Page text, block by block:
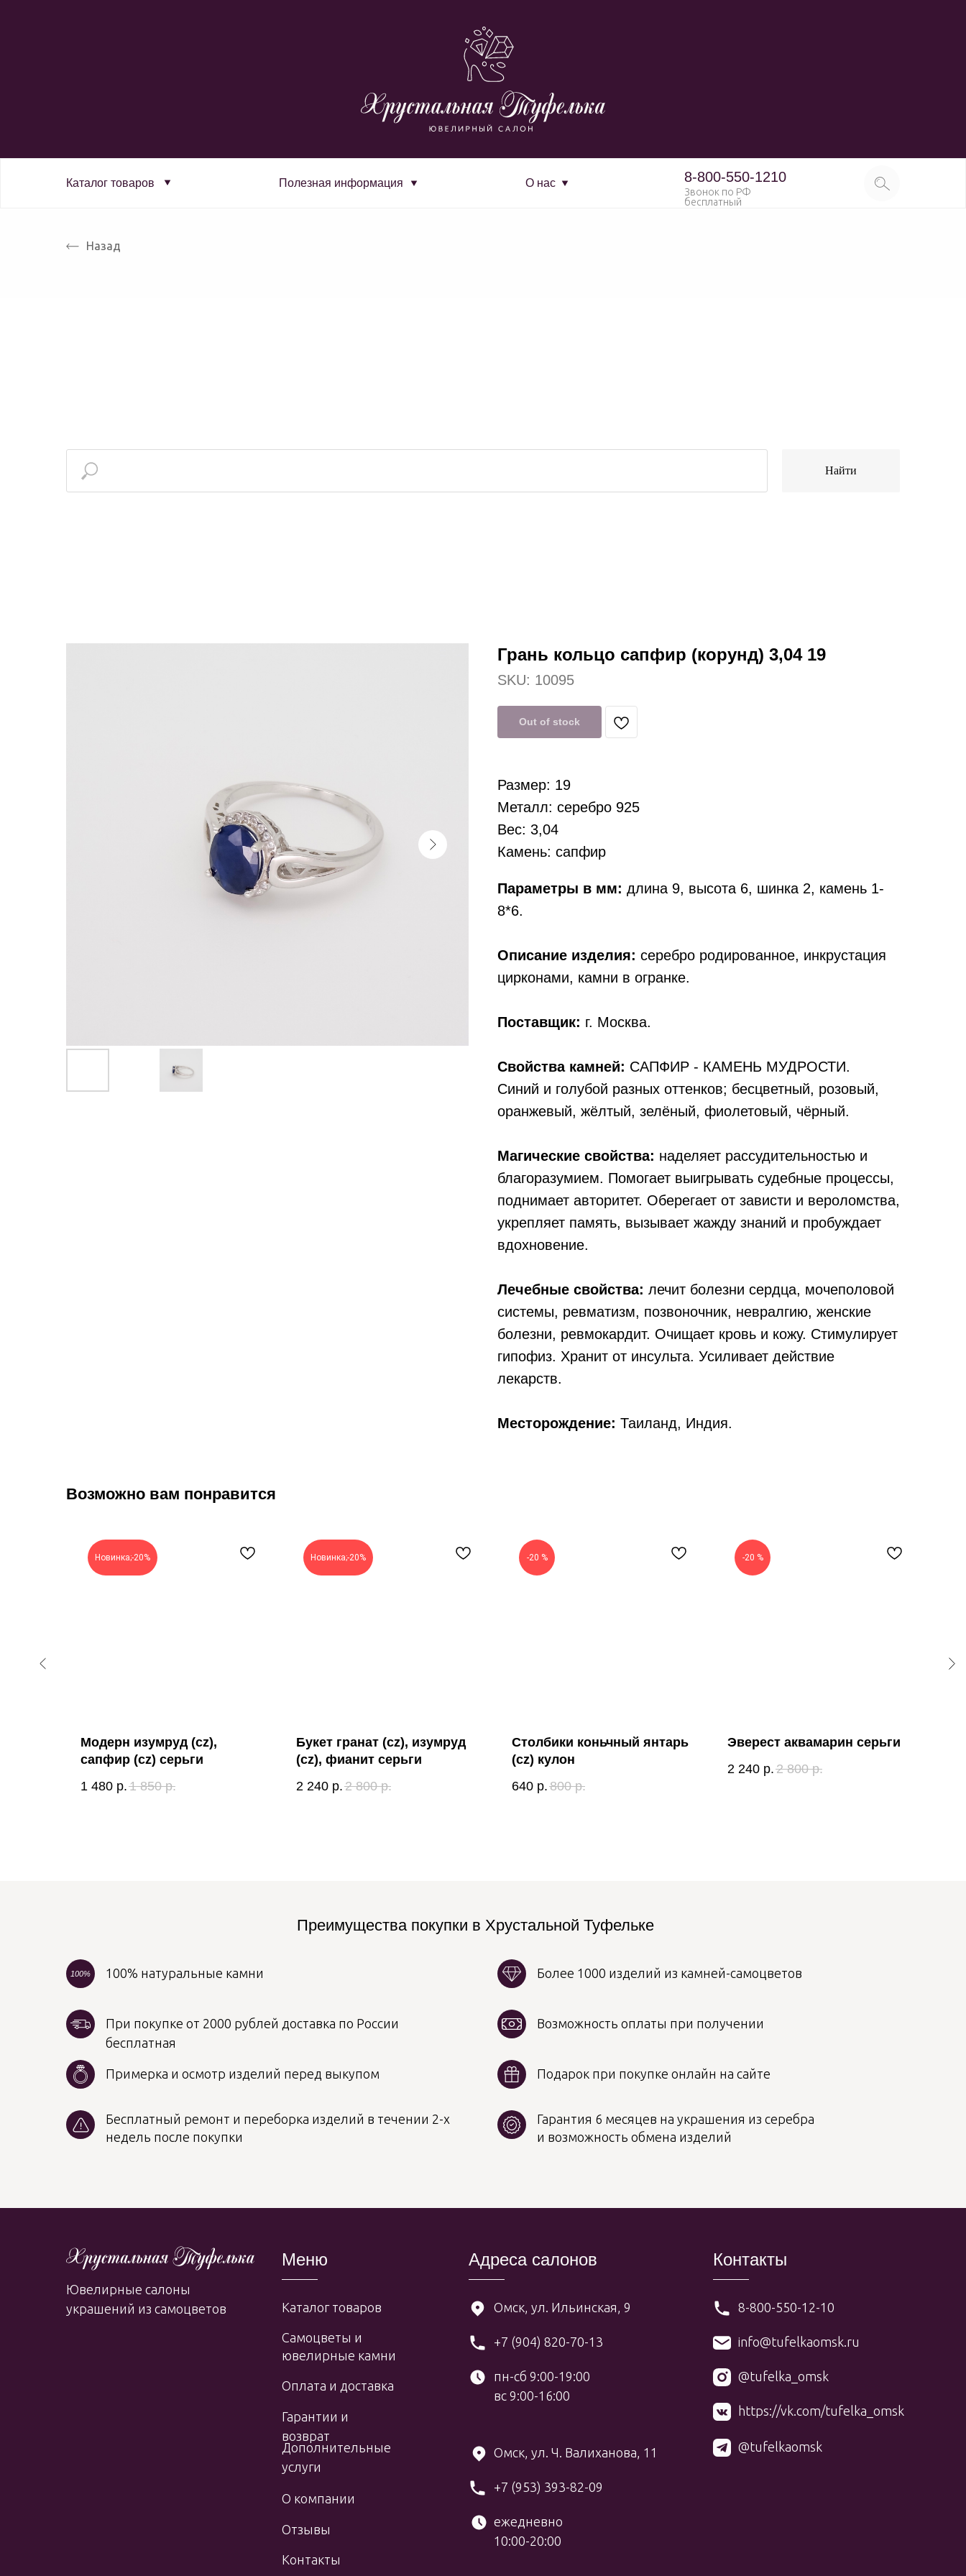
Каталог товаров Полезная информация О нас 8-800-550-1210
Звонок по РФ
бесплатный
Назад
Найти
Грань кольцо сапфир (корунд) 3,04 19
SKU: 10095
Out of stock
Параметры в мм: длина 9, высота 6, шинка 2, камень 1-
8*6.
Описание изделия: серебро родированное, инкрустация
цирконами, камни в огранке.
Поставщик: г. Москва.
Свойства камней: САПФИР - КАМЕНЬ МУДРОСТИ.
Синий и голубой разных оттенков; бесцветный, розовый,
оранжевый, жёлтый, зелёный, фиолетовый, чёрный.
Магические свойства: наделяет рассудительностью и
благоразумием. Помогает выигрывать судебные процессы,
поднимает авторитет. Оберегает от зависти и вероломства,
укрепляет память, вызывает жажду знаний и пробуждает
вдохновение.
Лечебные свойства: лечит болезни сердца, мочеполовой
системы, ревматизм, позвоночник, невралгию, женские
болезни, ревмокардит. Очищает кровь и кожу. Стимулирует
гипофиз. Хранит от инсульта. Усиливает действие
лекарств.
Месторождение: Таиланд, Индия.
Размер: 19
Металл: серебро 925
Вес: 3,04
Камень: сапфир
Возможно вам понравится
Новинка;-20%
Модерн изумруд (cz),
сапфир (cz) серьги
1 480 р. 1 850 р.
Новинка;-20%
Букет гранат (cz), изумруд
(cz), фианит серьги
2 240 р. 2 800 р.
-20 %
Столбики коньчный янтарь
(cz) кулон
640 р. 800 р.
-20 %
Эверест аквамарин серьги
2 240 р. 2 800 р.
100% натуральные камни
100%
Преимущества покупки в Хрустальной Туфельке
Бесплатный ремонт и переборка изделий в течении 2-х
недель после покупки
Примерка и осмотр изделий перед выкупом
Более 1000 изделий из камней-самоцветов
Гарантия 6 месяцев на украшения из серебра
и возможность обмена изделий
Возможность оплаты при получении
При покупке от 2000 рублей доставка по России
бесплатная
Подарок при покупке онлайн на сайте
Меню
Каталог товаров
Самоцветы и
ювелирные камни
Оплата и доставка
Адреса салонов
+7 (904) 820-70-13
пн-сб 9:00-19:00
вс 9:00-16:00
Омск, ул. Ильинская, 9
Ювелирные салоны
украшений из самоцветов
+7 (953) 393-82-09
ежедневно
10:00-20:00
Омск, ул. Ч. Валиханова, 11
Контакты
@tufelka_omsk
https://vk.com/tufelka_omsk
Гарантии и
возврат
Дополнительные
услуги
О компании
Отзывы
Контакты
@tufelkaomsk
8-800-550-12-10
info@tufelkaomsk.ru